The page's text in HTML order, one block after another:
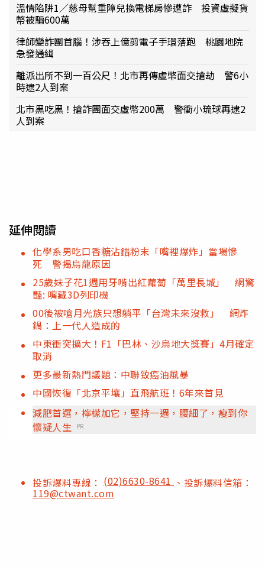
溫情陷阱1／慈母幫重障兒換電梯房慘遭詐 投資虛擬貨
幣被騙600萬
律師變詐團首腦！涉吞上億剪電子手環落跑 桃園地院
急發通緝
離派出所不到一百公尺！北市再傳虛幣面交搶劫 警6小
時逮2人到案
北市黑吃黑！搶詐團面交虛幣200萬 警衝小琉球再逮2
人到案
延伸閱讀
化學系男吃口香糖沾錯粉末「嘴裡爆炸」當場慘
死 警揭烏龍原因
25歲妹子花1週用牙啃出紅蘿蔔「萬里長城」 網驚
豔: 嘴藏3D列印機
00後被嗆月光族只想躺平「台灣未來沒救」 網炸
鍋：上一代人造成的
中東衝突擴大！F1「巴林、沙烏地大獎賽」4月確定
取消
更多最新熱門議題：中聯致癌油風暴
中國恢復「北京平壤」直飛航班！6年來首見
減肥首選，檸檬加它，堅持一週，腰細了，瘦到你
懷疑人生 PR
投訴爆料專線： (02)6630-8641 、投訴爆料信箱：
119@ctwant.com